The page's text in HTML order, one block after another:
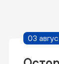
03